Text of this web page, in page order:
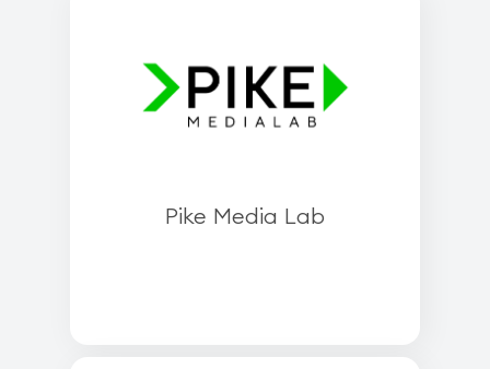
Pike Media Lab